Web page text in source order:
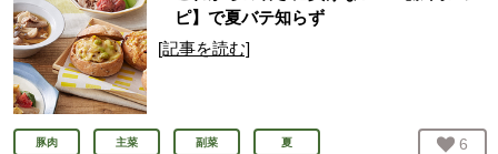
ピ】で夏バテ知らず
[記事を読む]
豚肉 主菜 副菜 夏 お気
6